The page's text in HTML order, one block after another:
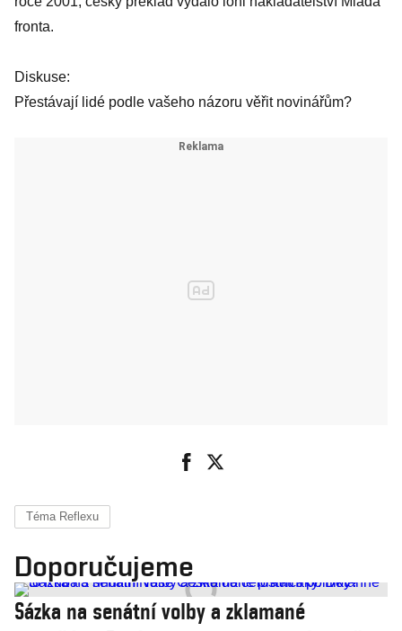
fronta.
Diskuse:
Přestávají lidé podle vašeho názoru věřit novinářům?
Téma Reflexu
Doporučujeme
Sázka na senátní volby a zklamané